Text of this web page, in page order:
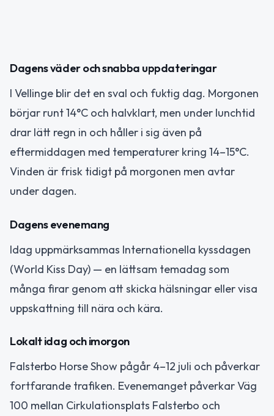
Dagens väder och snabba uppdateringar
I Vellinge blir det en sval och fuktig dag. Morgonen
börjar runt 14°C och halvklart, men under lunchtid
drar lätt regn in och håller i sig även på
eftermiddagen med temperaturer kring 14–15°C.
Vinden är frisk tidigt på morgonen men avtar
under dagen.
Dagens evenemang
Idag uppmärksammas Internationella kyssdagen
(World Kiss Day) — en lättsam temadag som
många firar genom att skicka hälsningar eller visa
uppskattning till nära och kära.
Lokalt idag och imorgon
Falsterbo Horse Show pågår 4–12 juli och påverkar
fortfarande trafiken. Evenemanget påverkar Väg
100 mellan Cirkulationsplats Falsterbo och